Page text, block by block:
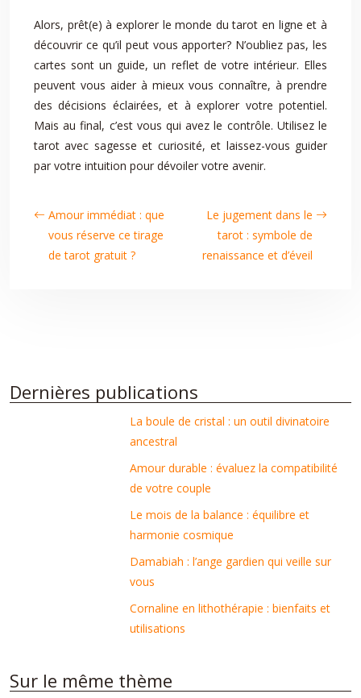
Alors, prêt(e) à explorer le monde du tarot en ligne et à
découvrir ce qu’il peut vous apporter? N’oubliez pas, les
cartes sont un guide, un reflet de votre intérieur. Elles
peuvent vous aider à mieux vous connaître, à prendre
des décisions éclairées, et à explorer votre potentiel.
Mais au final, c’est vous qui avez le contrôle. Utilisez le
tarot avec sagesse et curiosité, et laissez-vous guider
par votre intuition pour dévoiler votre avenir.
Amour immédiat : que
vous réserve ce tirage
de tarot gratuit ?
Le jugement dans le
tarot : symbole de
renaissance et d’éveil
Dernières publications
La boule de cristal : un outil divinatoire
ancestral
Amour durable : évaluez la compatibilité
de votre couple
Le mois de la balance : équilibre et
harmonie cosmique
Damabiah : l’ange gardien qui veille sur
vous
Cornaline en lithothérapie : bienfaits et
utilisations
Sur le même thème